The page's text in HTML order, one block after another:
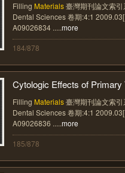
Filling Materials臺灣期刊論文索
Dental Sciences 卷期:4:1
A09026834 .....more
184/878
Cytologic Effects of Primary
Filling Materials臺灣期刊論文索
Dental Sciences 卷期:4:1
A09026836 .....more
185/878